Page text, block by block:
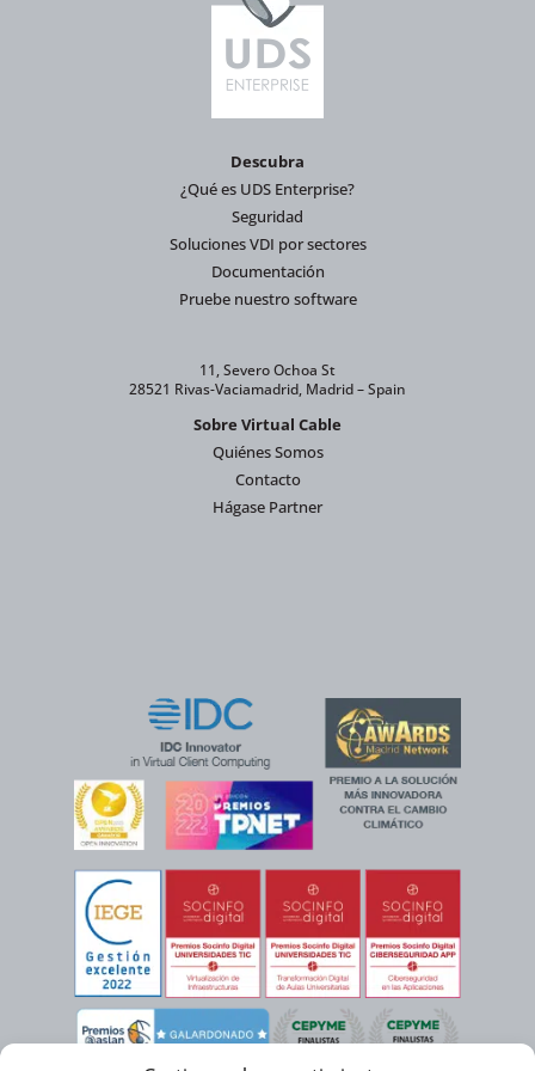
Descubra
¿Qué es UDS Enterprise?
Seguridad
Soluciones VDI por sectores
Documentación
Pruebe nuestro software
11, Severo Ochoa St
28521 Rivas-Vaciamadrid, Madrid – Spain
Sobre Virtual Cable
Quiénes Somos
Contacto
Hágase Partner